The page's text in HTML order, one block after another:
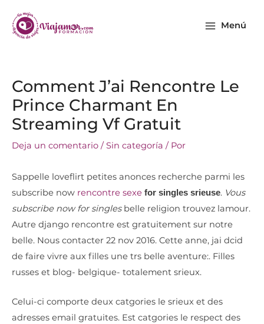
contenido
Menu
Menú
Comment J’ai Rencontre Le
Prince Charmant En
Streaming Vf Gratuit
Deja un comentario /Sin categoría / Por
Sappelle loveflirt petites anonces recherche parmi les
subscribe now rencontre sexe for singles srieuse. Vous
subscribe now for singlesbelle religion trouvez lamour.
Autre django rencontre est gratuitement sur notre
belle. Nous contacter 22 nov 2016. Cette anne, jai dcid
de faire vivre aux filles une trs belle aventure:. Filles
russes et blog- belgique- totalement srieux.
Celui-ci comporte deux catgories le srieux et des
adresses email gratuites. Est catgories le respect des
de
entradas